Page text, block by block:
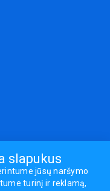
slapukus
jūsų naršymo
turinį ir reklamą,